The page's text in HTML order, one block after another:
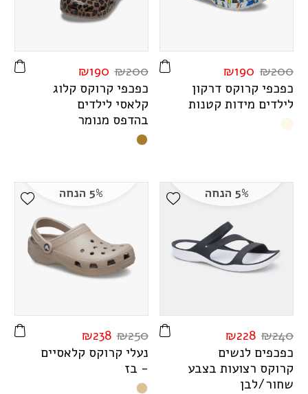
₪200
₪190
כפכפי קרוקס דרקון
לילדים מידות קטנות
₪200
₪190
כפכפי קרוקס קלוג
קלאסי לילדים
בהדפס מנומר
Add Wishlist 5% הנחה
₪240
₪228
כפכפים לנשים
קרוקס רצועות בצבע
שחור/לבן
5% הנחה
₪250
₪238
נעלי קרוקס קלאסיים
- בז